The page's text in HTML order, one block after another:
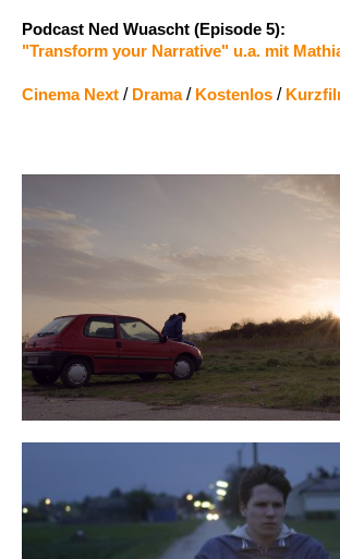
Podcast Ned Wuascht (Episode 5):
"Transform your Narrative" u.a. mit
Cinema Next / Drama/ Kostenlos /